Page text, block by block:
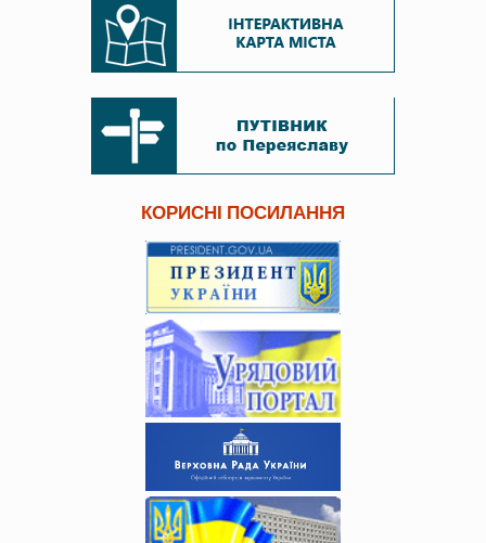
КОРИСНІ ПОСИЛАННЯ